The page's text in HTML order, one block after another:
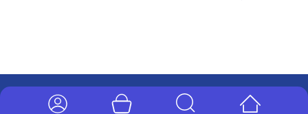
کلیه حقوق وب سایت محفوظ می باشد. | طراحی و توسعه توسط گروه طراحی مجموعه ایده
برتر . 1399-1400